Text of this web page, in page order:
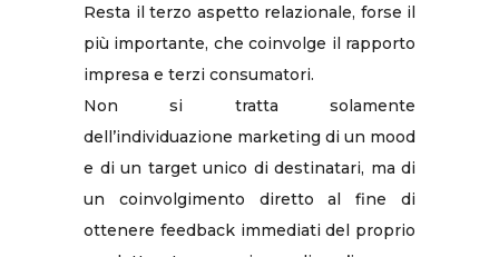
Resta il terzo aspetto relazionale, forse il
più importante, che coinvolge il rapporto
impresa e terzi consumatori.
Non si tratta solamente
dell’individuazione marketing di un mood
e di un target unico di destinatari, ma di
un coinvolgimento diretto al fine di
ottenere feedback immediati del proprio